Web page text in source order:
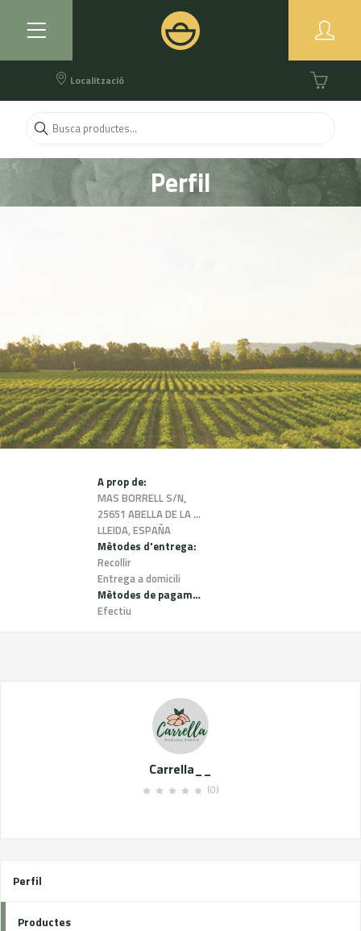
Localització
Perfil
A prop de:
MAS BORRELL S/N,
25651 ABELLA DE LA CONCA,
LLEIDA, ESPAÑA
Mètodes d'entrega:
Recollir
Entrega a domicili
Mètodes de pagament:
Efectiu
Carrella__
(0)
Perfil
Productes